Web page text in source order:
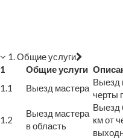
1. Общие услуги
1
Общие услуги
1.1
Выезд мастера
Выезд
черты
1.2
Выезд мастера
в область
Выезд
км от